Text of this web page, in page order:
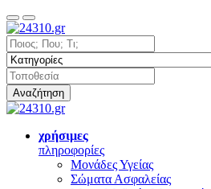
Αναζήτηση
χρήσιμες
πληροφορίες
Μονάδες Υγείας
Σώματα Ασφαλείας